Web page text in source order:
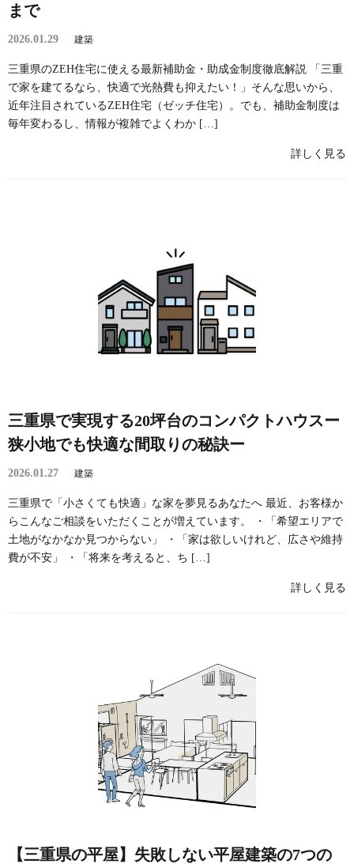
まで
2026.01.29 建築
三重県のZEH住宅に使える最新補助金・助成金制度徹底解説 「三重
で家を建てるなら、快適で光熱費も抑えたい！」そんな思いから、
近年注目されているZEH住宅（ゼッチ住宅）。でも、補助金制度は
毎年変わるし、情報が複雑でよくわか […]
詳しく見る
三重県で実現する20坪台のコンパクトハウスー
狭小地でも快適な間取りの秘訣ー
2026.01.27 建築
三重県で「小さくても快適」な家を夢見るあなたへ 最近、お客様か
らこんなご相談をいただくことが増えています。 ・「希望エリアで
土地がなかなか見つからない」 ・「家は欲しいけれど、広さや維持
費が不安」 ・「将来を考えると、ち […]
詳しく見る
【三重県の平屋】失敗しない平屋建築の7つの